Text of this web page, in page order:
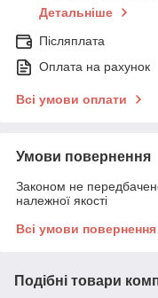
Детальніше
Післяплата
Оплата на рахунок
Всі умови оплати
Умови повернення
Законом не
належної якості
Всі умови повернення
Подібні товари